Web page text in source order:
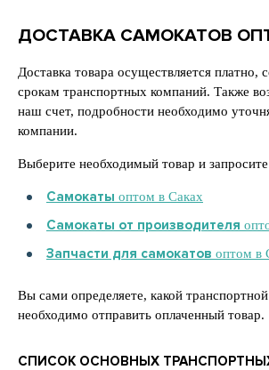
ДОСТАВКА САМОКАТОВ
Доставка товара осуществляется платно,
срокам транспортных компаний. Также
наш счет, подробности необходимо
компании.
Выберите необходимый товар и
Самокаты оптом в Саках
Самокаты от производителя
Запчасти для самокатов оптом в
Вы сами определяете, какой
необходимо отправить оплаченный товар.
СПИСОК ОСНОВНЫХ